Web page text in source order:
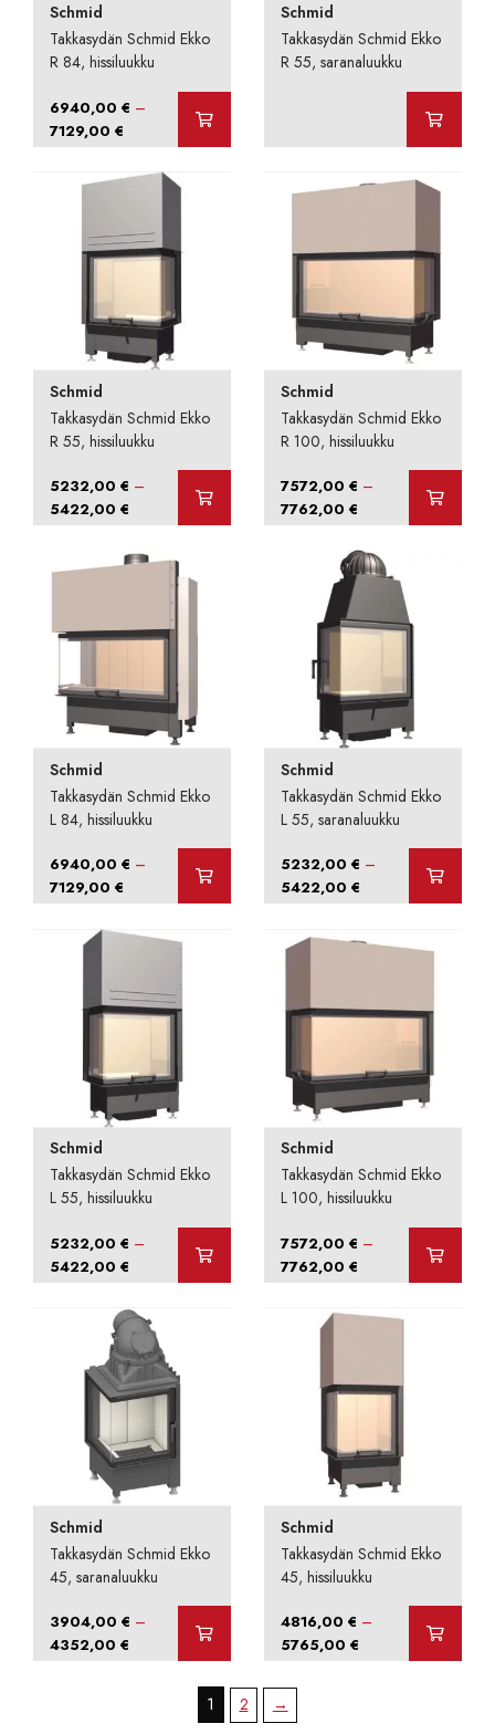
Schmid
Takkasydän Schmid Ekko
R 84, hissiluukku
6940,00€ –
7129,00€ Hintaluokka:
6940,00 €
-
Schmid
Takkasydän Schmid Ekko
R 55, saranaluukku
Schmid
Takkasydän Schmid Ekko
R 55, hissiluukku
5232,00€ –
5422,00€ Hintaluokka:
5232,00 €
-
5422,00 €
Schmid
Takkasydän Schmid Ekko
R 100, hissiluukku
7572,00€ –
7762,00€ Hintaluokka:
7572,00 €
-
7762,00 €
Schmid
Takkasydän Schmid Ekko
L 84, hissiluukku
6940,00€ –
7129,00€ Hintaluokka:
6940,00 €
-
Schmid
Takkasydän Schmid Ekko
L 55, saranaluukku
5232,00€ –
5422,00€ Hintaluokka:
5232,00 €
5422,00 €
Schmid
Takkasydän Schmid Ekko
L 55, hissiluukku
5232,00€ –
5422,00€ Hintaluokka:
5232,00 €
-
5422,00 €
Schmid
Takkasydän Schmid Ekko
L 100, hissiluukku
7572,00€ –
7762,00€ Hintaluokka:
7572,00 €
-
Schmid
Takkasydän Schmid Ekko
45, saranaluukku
3904,00€ –
4352,00€ Hintaluokka:
3904,00 €
Schmid
Takkasydän Schmid Ekko
45, hissiluukku
4816,00€ –
5765,00€ Hintaluokka:
4816,00 €
1 2 →